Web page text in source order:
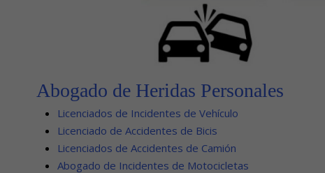
Abogado de Heridas Personales
Licenciados de Incidentes de Vehículo
Licenciado de Accidentes de Bicis
Licenciados de Accidentes de Camión
Abogado de Incidentes de Motocicletas